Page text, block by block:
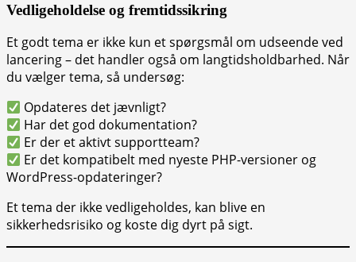
Vedligeholdelse og fremtidssikring
Et godt tema er ikke kun et spørgsmål om udseende ved
lancering – det handler også om langtidsholdbarhed. Når
du vælger tema, så undersøg:
Opdateres det jævnligt?
Har det god dokumentation?
Er der et aktivt supportteam?
Er det kompatibelt med nyeste PHP-versioner og
WordPress-opdateringer?
Et tema der ikke vedligeholdes, kan blive en
sikkerhedsrisiko og koste dig dyrt på sigt.